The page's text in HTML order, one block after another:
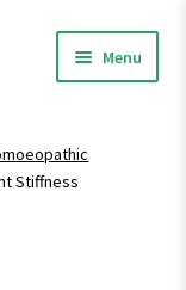
Menu
Stiffness